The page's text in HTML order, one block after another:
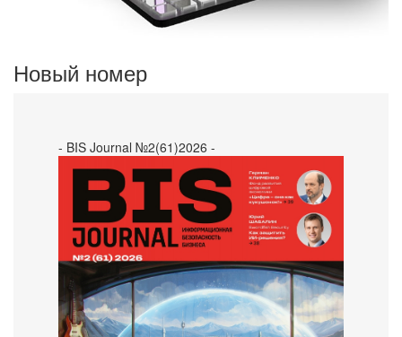
Новый номер
- BIS Journal №2(61)2026 -